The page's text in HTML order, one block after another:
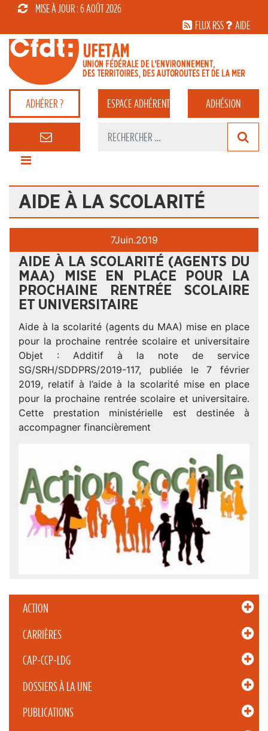
MISE À JOUR : 6 AOÛT 2026
FLUX RSS
AIDE
ADHÉRER ? ESPACEADHÉRENT ADHÉSION
AIDE À LA SCOLARITÉ
ACTION
CARRIÈRES
CAP-CCP-LDG
DOSSIERS À LA UNE
PUBLICATIONS
7Juin.2019
AIDE À LA SCOLARITÉ (AGENTS DU
MAA) MISE EN PLACE POUR LA
PROCHAINE RENTRÉE SCOLAIRE
ET UNIVERSITAIRE
Aide à la scolarité (agents du MAA) mise en place
pour la prochaine rentrée scolaire et universitaire
Objet : Additif à la note de service
SG/SRH/SDDPRS/2019-117, publiée le 7 février
2019, relatif à l’aide à la scolarité mise en place
pour la prochaine rentrée scolaire et universitaire.
Cette prestation ministérielle est destinée à
accompagner financièrement